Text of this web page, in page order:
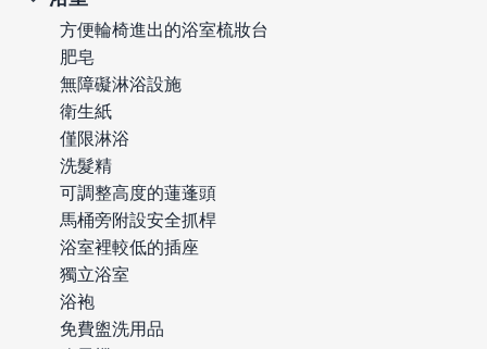
方便輪椅進出的浴室梳妝台
肥皂
無障礙淋浴設施
衛生紙
僅限淋浴
洗髮精
可調整高度的蓮蓬頭
馬桶旁附設安全抓桿
浴室裡較低的插座
獨立浴室
浴袍
免費盥洗用品